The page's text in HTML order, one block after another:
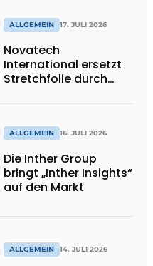
ALLGEMEIN 17. JULI 2026
Novatech
International ersetzt
Stretchfolie durch
ALLGEMEIN 16. JULI 2026
Die Inther Group
bringt „Inther Insights“
auf den Markt
ALLGEMEIN 14. JULI 2026